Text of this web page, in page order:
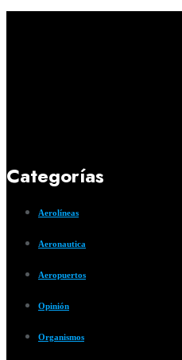
Categorías
Aerolíneas
Aeronautica
Aeropuertos
Opinión
Organismos